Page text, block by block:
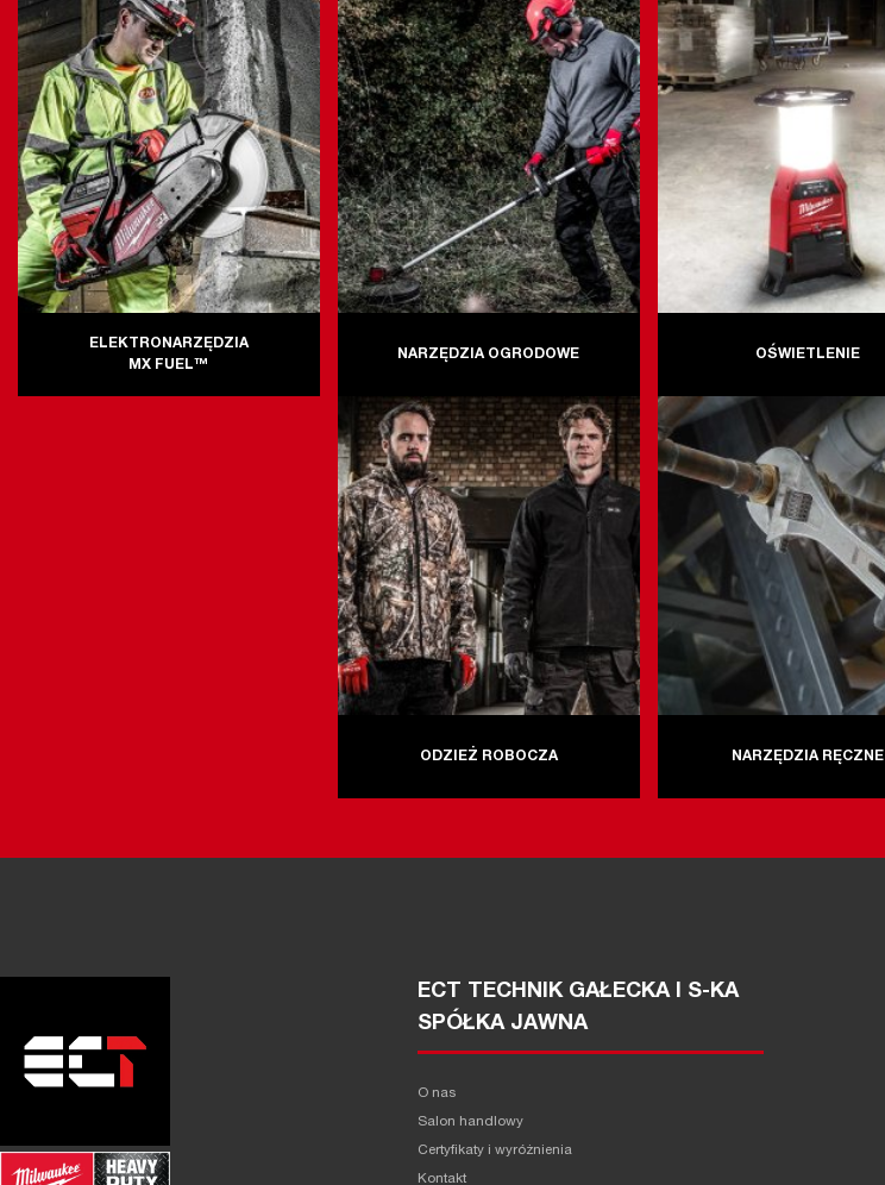
ELEKTRONARZĘDZIA
MX FUEL™
NARZĘDZIA OGRODOWE OŚWIETLENIE
ODZIEŻ ROBOCZA NARZĘDZIA RĘCZNE
ECT TECHNIK GAŁECKA I S-KA
SPÓŁKA JAWNA
O nas
Salon handlowy
Certyfikaty i wyróżnienia
Kontakt